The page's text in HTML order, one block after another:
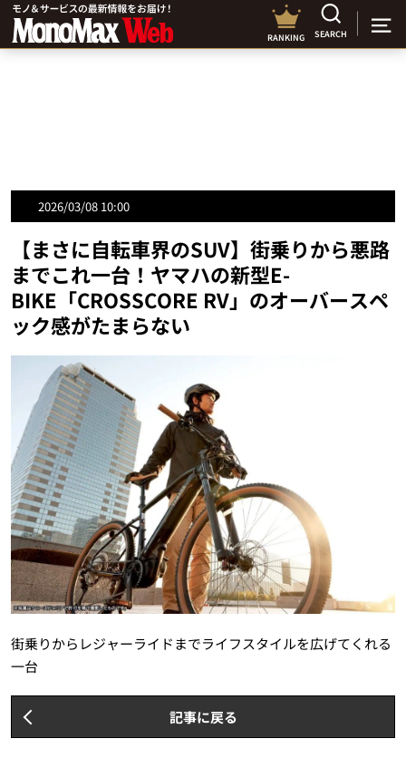
RANKING SEARCH
2026/03/08 10:00
【まさに自転車界のSUV】街乗りから悪路
までこれ一台！ヤマハの新型E-
BIKE「CROSSCORE RV」のオーバースペ
ック感がたまらない
街乗りからレジャーライドまでライフスタイルを広げてくれる
一台
記事に戻る